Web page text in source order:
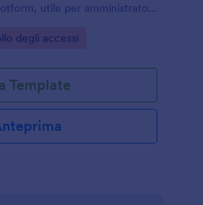
utile per amministratori,
degli accessi
Template